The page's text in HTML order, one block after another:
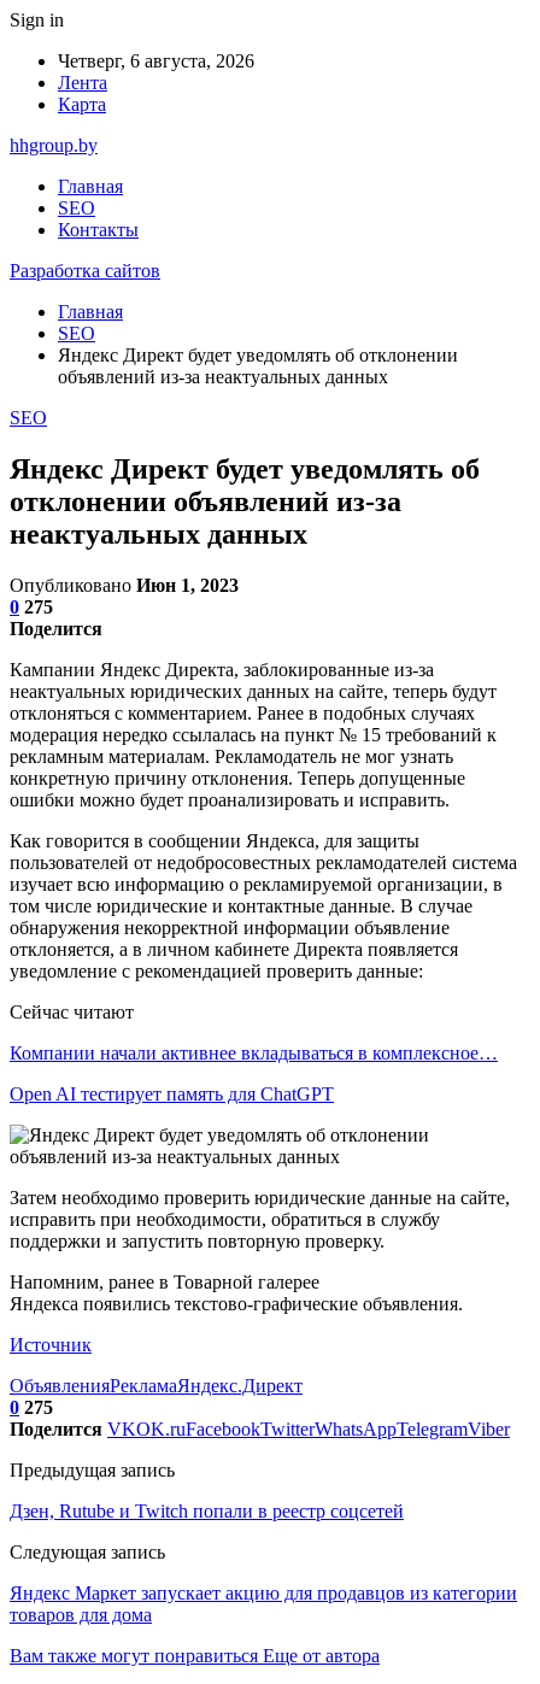
Sign in
Четверг, 6 августа, 2026
Лента
Карта
hhgroup.by
Главная
SEO
Контакты
Разработка сайтов
Главная
SEO
Яндекс Директ будет уведомлять об отклонении
объявлений из-за неактуальных данных
SEO
Яндекс Директ будет уведомлять об
отклонении объявлений из-за
неактуальных данных
Опубликовано Июн 1, 2023
0 275
Поделится
Кампании Яндекс Директа, заблокированные из-за
неактуальных юридических данных на сайте, теперь будут
отклоняться с комментарием. Ранее в подобных случаях
модерация нередко ссылалась на пункт № 15 требований к
рекламным материалам. Рекламодатель не мог узнать
конкретную причину отклонения. Теперь допущенные
ошибки можно будет проанализировать и исправить.
Как говорится в сообщении Яндекса, для защиты
пользователей от недобросовестных рекламодателей система
изучает всю информацию о рекламируемой организации, в
том числе юридические и контактные данные. В случае
обнаружения некорректной информации объявление
отклоняется, а в личном кабинете Директа появляется
уведомление с рекомендацией проверить данные:
Сейчас читают
Компании начали активнее вкладываться в комплексное…
Open AI тестирует память для ChatGPT
Затем необходимо проверить юридические данные на сайте,
исправить при необходимости, обратиться в службу
поддержки и запустить повторную проверку.
Напомним, ранее в Товарной галерее
Яндекса появились текстово-графические объявления.
Источник
ОбъявленияРекламаЯндекс.Директ
0 275
Поделится VKOK.ruFacebookTwitterWhatsAppTelegramViber
Предыдущая запись
Дзен, Rutube и Twitch попали в реестр соцсетей
Следующая запись
Яндекс Маркет запускает акцию для продавцов из категории
товаров для дома
Вам также могут понравиться Еще от автора